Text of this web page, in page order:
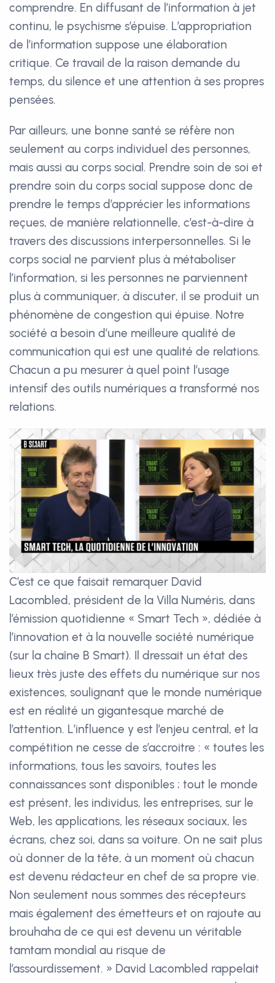
comprendre. En diffusant de l’information à jet
continu, le psychisme s’épuise. L’appropriation
de l’information suppose une élaboration
critique. Ce travail de la raison demande du
temps, du silence et une attention à ses propres
pensées.
Par ailleurs, une bonne santé se réfère non
seulement au corps individuel des personnes,
mais aussi au corps social. Prendre soin de soi et
prendre soin du corps social suppose donc de
prendre le temps d’apprécier les informations
reçues, de manière relationnelle, c’est-à-dire à
travers des discussions interpersonnelles. Si le
corps social ne parvient plus à métaboliser
l’information, si les personnes ne parviennent
plus à communiquer, à discuter, il se produit un
phénomène de congestion qui épuise. Notre
société a besoin d’une meilleure qualité de
communication qui est une qualité de relations.
Chacun a pu mesurer à quel point l’usage
intensif des outils numériques a transformé nos
relations.
C’est ce que faisait remarquer David
Lacombled, président de la Villa Numéris, dans
l’émission quotidienne « Smart Tech », dédiée à
l’innovation et à la nouvelle société numérique
(sur la chaîne B Smart). Il dressait un état des
lieux très juste des effets du numérique sur nos
existences, soulignant que le monde numérique
est en réalité un gigantesque marché de
l’attention. L’influence y est l’enjeu central, et la
compétition ne cesse de s’accroitre : « toutes les
informations, tous les savoirs, toutes les
connaissances sont disponibles ; tout le monde
est présent, les individus, les entreprises, sur le
Web, les applications, les réseaux sociaux, les
écrans, chez soi, dans sa voiture. On ne sait plus
où donner de la tête, à un moment où chacun
est devenu rédacteur en chef de sa propre vie.
Non seulement nous sommes des récepteurs
mais également des émetteurs et on rajoute au
brouhaha de ce qui est devenu un véritable
tamtam mondial au risque de
l’assourdissement. » David Lacombled rappelait